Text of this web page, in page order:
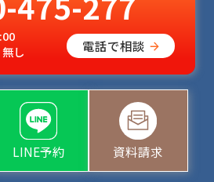
し 電話で相談
LINE予約 資料請求